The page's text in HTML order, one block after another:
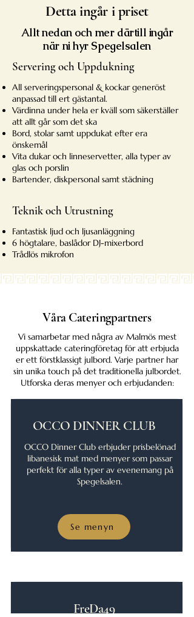
Detta ingår i priset
Allt nedan och mer därtill ingår
när ni hyr Spegelsalen
Servering och Uppdukning
All serveringspersonal & kockar generöst
anpassad till ert gästantal.
Värdinna under hela er kväll som säkerställer
att allt går som det ska
Bord, stolar samt uppdukat efter era
önskemål
Vita dukar och linneservetter, alla typer av
glas och porslin
Bartender, diskpersonal samt städning​
Teknik och Utrustning
Fantastisk ljud och ljusanläggning
6 högtalare, baslådor DJ-mixerbord
Trådlös mikrofon
Våra Cateringpartners
Vi samarbetar med några av Malmös mest
uppskattade cateringföretag för att erbjuda
er ett förstklassigt julbord. Varje partner har
sin unika touch på det traditionella julbordet.
Utforska deras menyer och erbjudanden:
OCCO DINNER CLUB
OCCO Dinner Club erbjuder prisbelönad
libanesisk mat med menyer som passar
perfekt för alla typer av evenemang på
Spegelsalen.
Se menyn
FreDa49